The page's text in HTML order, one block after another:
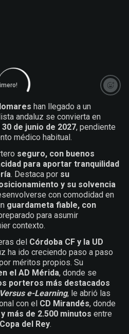
han llegado a un
andaluz se convierta en
30 de junio de 2027, pendiente
médico habitual.
seguro, con buenos
para aportar tranquilidad
. Destaca por su
y su solvencia
con comodidad en
guardameta fiable, con
para asumir
contexto.
del Córdoba CF y la UD
ha ido creciendo paso a paso
méritos propios. Su
el AD Mérida, donde se
porteros más destacados
Versus e-Learning, le abrió las
con el CD Mirandés, donde
más de 2.500 minutos entre
del Rey.